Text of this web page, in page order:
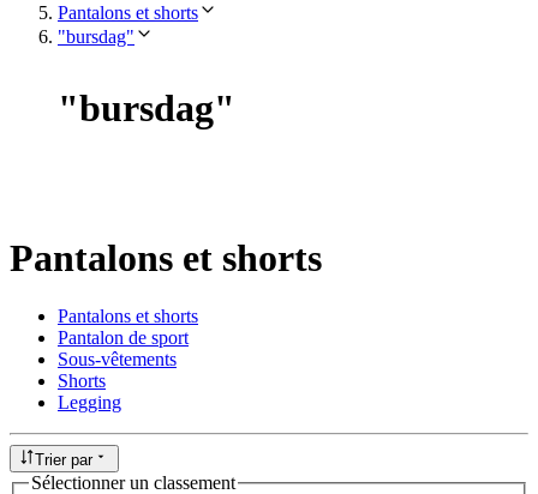
Pantalons et shorts
"bursdag"
"bursdag"
Pantalons et shorts
Pantalons et shorts
Pantalon de sport
Sous-vêtements
Shorts
Legging
Trier par
Sélectionner un classement